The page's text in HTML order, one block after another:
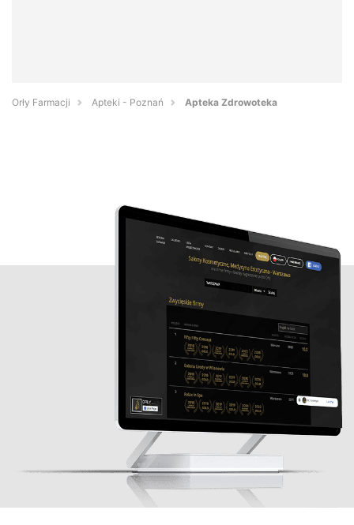
Orły Farmacji Apteki - Poznań Apteka Zdrowoteka